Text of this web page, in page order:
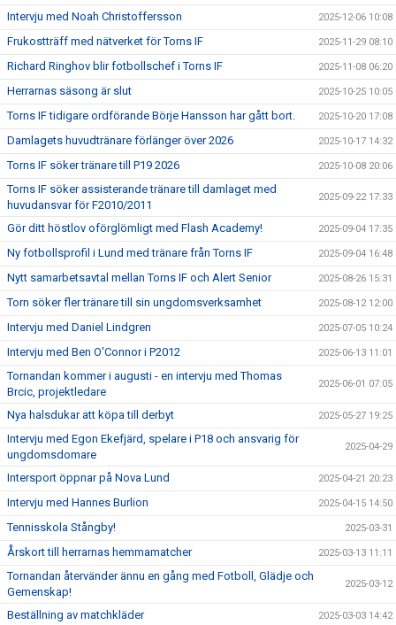
Intervju med Noah Christoffersson 2025-12-06 10:08
Frukostträff med nätverket för Torns IF 2025-11-29 08:10
Richard Ringhov blir fotbollschef i Torns IF 2025-11-08 06:20
Herrarnas säsong är slut 2025-10-25 10:05
Torns IF tidigare ordförande Börje Hansson har gått bort. 2025-10-20 17:08
Damlagets huvudtränare förlänger över 2026 2025-10-17 14:32
Torns IF söker tränare till P19 2026 2025-10-08 20:06
Torns IF söker assisterande tränare till damlaget med
huvudansvar för F2010/2011
2025-09-22 17:33
Gör ditt höstlov oförglömligt med Flash Academy! 2025-09-04 17:35
Ny fotbollsprofil i Lund med tränare från Torns IF 2025-09-04 16:48
Nytt samarbetsavtal mellan Torns IF och Alert Senior 2025-08-26 15:31
Torn söker fler tränare till sin ungdomsverksamhet 2025-08-12 12:00
Intervju med Daniel Lindgren 2025-07-05 10:24
Intervju med Ben O'Connor i P2012 2025-06-13 11:01
Tornandan kommer i augusti - en intervju med Thomas
Brcic, projektledare
2025-06-01 07:05
Nya halsdukar att köpa till derbyt 2025-05-27 19:25
Intervju med Egon Ekefjärd, spelare i P18 och ansvarig för
ungdomsdomare
2025-04-29
Intersport öppnar på Nova Lund 2025-04-21 20:23
Intervju med Hannes Burlion 2025-04-15 14:50
Tennisskola Stångby! 2025-03-31
Årskort till herrarnas hemmamatcher 2025-03-13 11:11
Tornandan återvänder ännu en gång med Fotboll, Glädje och
Gemenskap!
2025-03-12
Beställning av matchkläder 2025-03-03 14:42